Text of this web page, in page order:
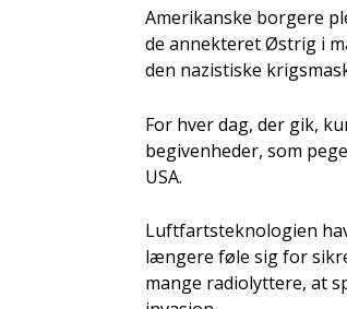
Ame­ri­kan­ske bor­ge­re
de annek­te­ret Østrig i
den nazi­sti­ske
For hver dag, der gik,
begi­ven­he­der, som
USA.
Luft­fart­s­tek­no­lo­gi­en
læn­ge­re føle sig for
man­ge radi­o­lyt­te­re, at